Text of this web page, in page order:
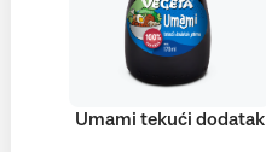
Umami tekući dodatak